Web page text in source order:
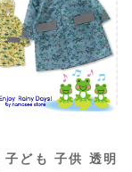
ども 子供 透明